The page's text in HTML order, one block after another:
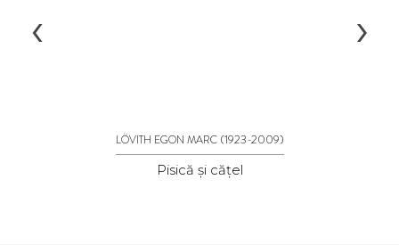
LÖVITH EGON MARC (1923-2009)
Pisică și cățel
‹ ›